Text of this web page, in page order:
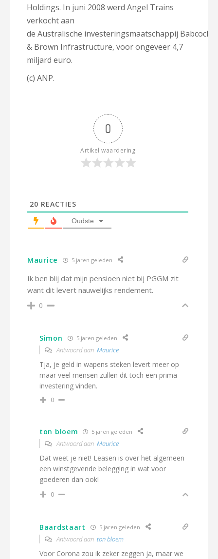
Holdings. In juni 2008 werd Angel Trains
verkocht aan
de Australische investeringsmaatschappij Babcock
& Brown Infrastructure, voor ongeveer 4,7
miljard euro.
(c) ANP.
0
Artikel waardering
20 REACTIES
Oudste
Maurice 5 jaren geleden
Ik ben blij dat mijn pensioen niet bij PGGM zit
want dit levert nauwelijks rendement.
0
Simon 5 jaren geleden
Antwoord aan Maurice
Tja, je geld in wapens steken levert meer op
maar veel mensen zullen dit toch een prima
investering vinden.
0
ton bloem 5 jaren geleden
Antwoord aan Maurice
Dat weet je niet! Leasen is over het algemeen
een winstgevende belegging in wat voor
goederen dan ook!
0
Baardstaart 5 jaren geleden
Antwoord aan ton bloem
Voor Corona zou ik zeker zeggen ja, maar we